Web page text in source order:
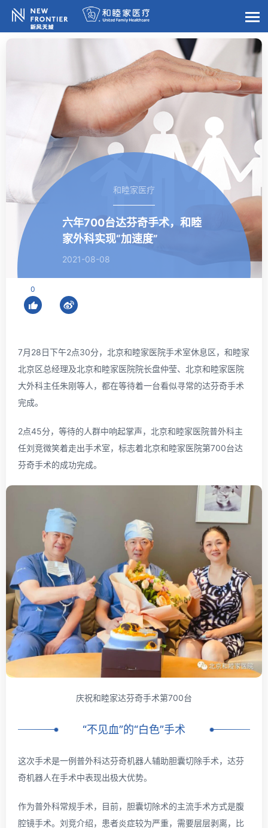
和睦家医疗
六年700台达芬奇手术，和睦
家外科实现“加速度”
2021-08-08
0
7月28日下午2点30分，北京和睦家医院手术室休息区，和睦家
北京区总经理及北京和睦家医院院长盘仲莹、北京和睦家医院
大外科主任朱刚等人，都在等待着一台看似寻常的达芬奇手术
完成。
2点45分，等待的人群中响起掌声，北京和睦家医院普外科主
任刘竞微笑着走出手术室，标志着北京和睦家医院第700台达
芬奇手术的成功完成。
庆祝和睦家达芬奇手术第700台
“不见血”的“白色”手术
这次手术是一例普外科达芬奇机器人辅助胆囊切除手术，达芬
奇机器人在手术中表现出极大优势。
作为普外科常规手术，目前，胆囊切除术的主流手术方式是腹
腔镜手术。刘竞介绍，患者炎症较为严重，需要层层剥离，比